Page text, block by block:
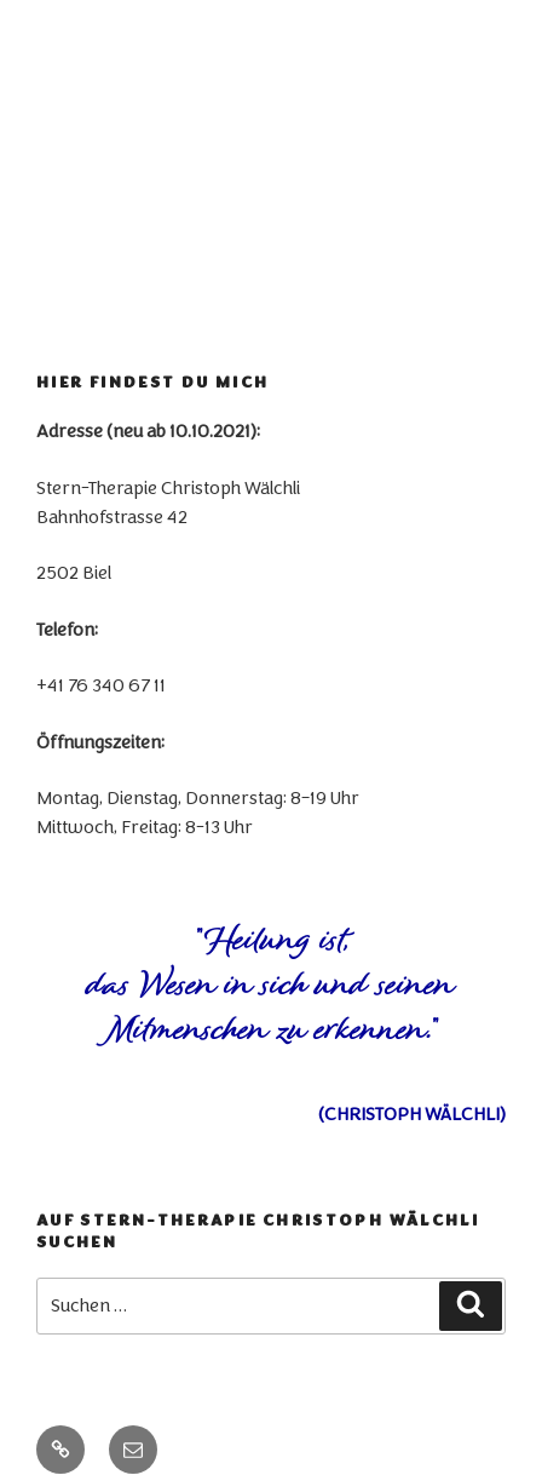
HIER FINDEST DU MICH
Adresse (neu ab 10.10.2021):
Stern-Therapie Christoph Wälchli
Bahnhofstrasse 42
2502 Biel
Telefon:
+41 76 340 67 11
Öffnungszeiten:
Montag, Dienstag, Donnerstag: 8–19 Uhr
Mittwoch, Freitag: 8-13 Uhr
"Heilung ist,
das Wesen in sich und seinen
Mitmenschen zu erkennen."
(CHRISTOPH WÄLCHLI)
AUF STERN-THERAPIE CHRISTOPH WÄLCHLI
SUCHEN
Anmeldung
E-
Mail